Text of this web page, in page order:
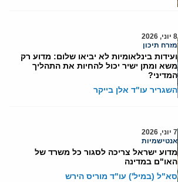
8 יוני, 2026
מזרח תיכון
ועידות בינלאומיות לא יביאו שלום: מדוע רק
משא ומתן ישיר יכול להחיות את התהליך
המדיני?
השגריר עו"ד אלן בייקר
7 יוני, 2026
אנטישמיות
מדוע ישראל צריכה לסגור כל משרד של
האו"ם במדינה
סא"ל (במיל') עו"ד מוריס הירש